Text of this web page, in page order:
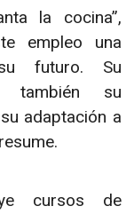
la cocina”,
empleo una
futuro. Su
también su
adaptación a
cursos de